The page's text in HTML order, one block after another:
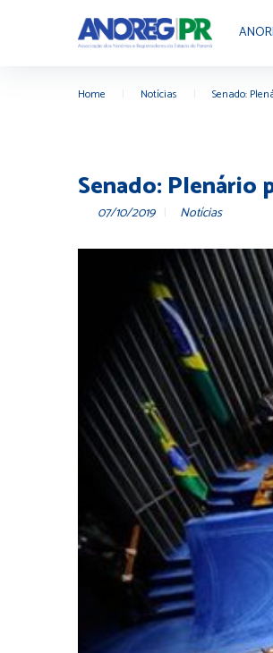
Home Notícias Senado:
Senado: Plenário
07/10/2019 Notícias